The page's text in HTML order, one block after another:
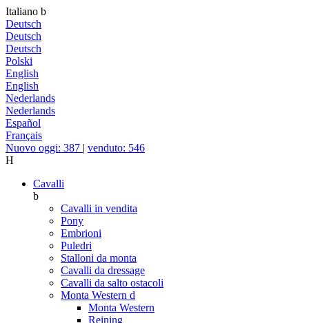
Italiano b
Deutsch
Deutsch
Deutsch
Polski
English
English
Nederlands
Nederlands
Español
Français
Nuovo oggi: 387 | venduto: 546
H
Cavalli
b
Cavalli in vendita
Pony
Embrioni
Puledri
Stalloni da monta
Cavalli da dressage
Cavalli da salto ostacoli
Monta Western d
Monta Western
Reining